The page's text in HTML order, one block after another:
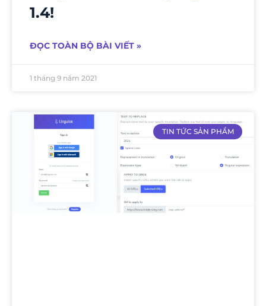
1.4!
ĐỌC TOÀN BỘ BÀI VIẾT »
1 tháng 9 năm 2021
TIN TỨC SẢN PHẨM